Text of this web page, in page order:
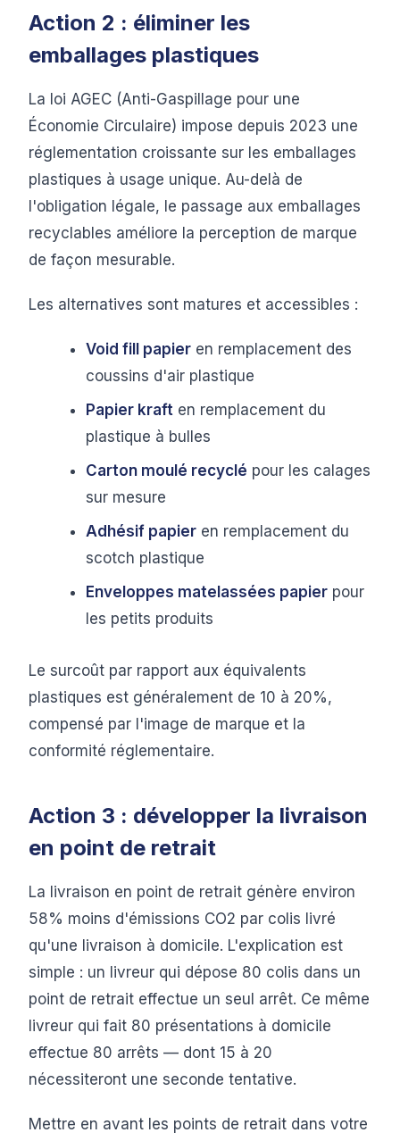
Action 2 : éliminer les
emballages plastiques
La loi AGEC (Anti-Gaspillage pour une
Économie Circulaire) impose depuis 2023 une
réglementation croissante sur les emballages
plastiques à usage unique. Au-delà de
l'obligation légale, le passage aux emballages
recyclables améliore la perception de marque
de façon mesurable.
Les alternatives sont matures et accessibles :
Void fill papier en remplacement des
coussins d'air plastique
Papier kraft en remplacement du
plastique à bulles
Carton moulé recyclé pour les calages
sur mesure
Adhésif papier en remplacement du
scotch plastique
Enveloppes matelassées papier pour
les petits produits
Le surcoût par rapport aux équivalents
plastiques est généralement de 10 à 20%,
compensé par l'image de marque et la
conformité réglementaire.
Action 3 : développer la livraison
en point de retrait
La livraison en point de retrait génère environ
58% moins d'émissions CO2 par colis livré
qu'une livraison à domicile. L'explication est
simple : un livreur qui dépose 80 colis dans un
point de retrait effectue un seul arrêt. Ce même
livreur qui fait 80 présentations à domicile
effectue 80 arrêts — dont 15 à 20
nécessiteront une seconde tentative.
Mettre en avant les points de retrait dans votre